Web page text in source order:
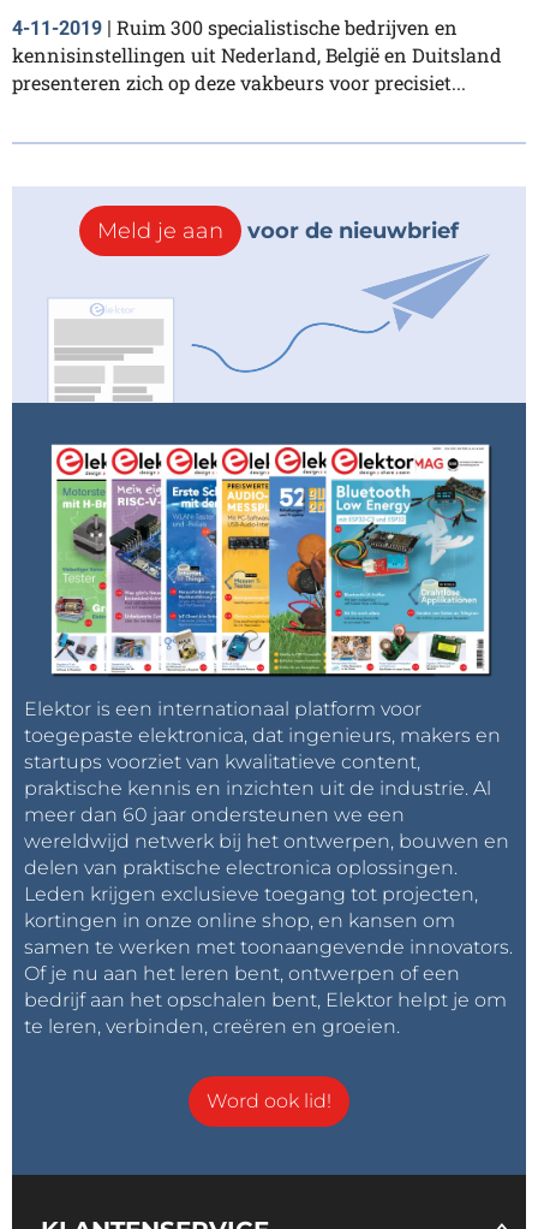
4-11-2019 | Ruim 300 specialistische bedrijven en
kennisinstellingen uit Nederland, België en Duitsland
presenteren zich op deze vakbeurs voor precisiet...
Meld je aan voor de nieuwbrief
Elektor is een internationaal platform voor
toegepaste elektronica, dat ingenieurs, makers en
startups voorziet van kwalitatieve content,
praktische kennis en inzichten uit de industrie. Al
meer dan 60 jaar ondersteunen we een
wereldwijd netwerk bij het ontwerpen, bouwen en
delen van praktische electronica oplossingen.
Leden krijgen exclusieve toegang tot projecten,
kortingen in onze online shop, en kansen om
samen te werken met toonaangevende innovators.
Of je nu aan het leren bent, ontwerpen of een
bedrijf aan het opschalen bent, Elektor helpt je om
te leren, verbinden, creëren en groeien.
Word ook lid!